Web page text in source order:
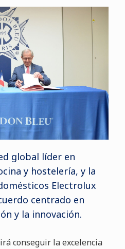
global líder en
y hostelería, y la
Electrolux
centrado en
y la innovación.
conseguir la excelencia